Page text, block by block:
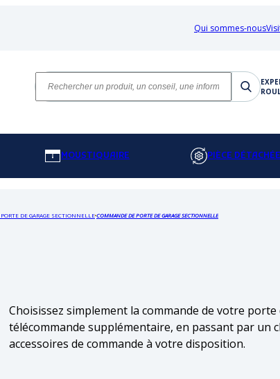
Qui sommes-nous
MOUSTIQUAIRE PIÈCE DÉTACHÉE
DE GARAGE SECTIONNELLECOMMANDE DE PORTE DE GARAGE SECTIONNELLE
Choisissez simplement la commande de votre
télécommande supplémentaire, en passant par un
accessoires de commande à votre disposition.